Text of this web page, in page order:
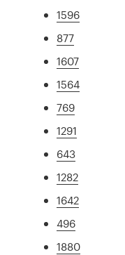
1596
877
1607
1564
769
1291
643
1282
1642
496
1880